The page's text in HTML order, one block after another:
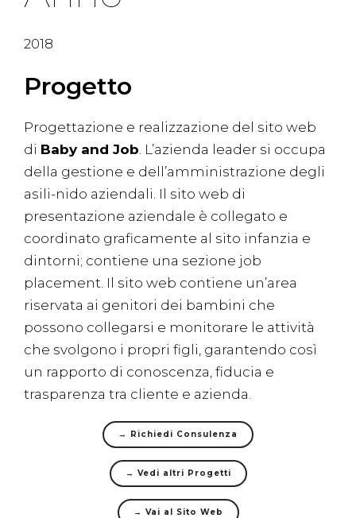
2018
Progetto
Progettazione e realizzazione del sito web
di Baby and Job . L’azienda leader si occupa
della gestione e dell’amministrazione degli
asili-nido aziendali. Il sito web di
presentazione aziendale è collegato e
coordinato graficamente al sito infanzia e
dintorni; contiene una sezione job
placement. Il sito web contiene un’area
riservata ai genitori dei bambini che
possono collegarsi e monitorare le attività
che svolgono i propri figli, garantendo così
un rapporto di conoscenza, fiducia e
trasparenza tra cliente e azienda.
→ Richiedi Consulenza
→ Vedi altri Progetti
→ Vai al Sito Web